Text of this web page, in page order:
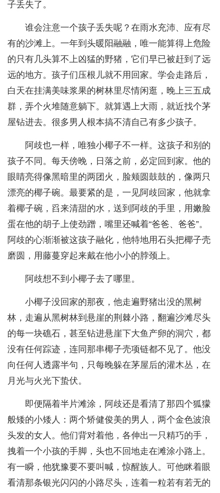
子丢失了。
谁会注意一个孩子丢失呢？在雨水充沛、应有尽
有的沙滩上。一年到头暖阳融融，唯一能算得上危险
的只有几头算不上凶猛的野猪，它们早已被赶到了远
远的地方。孩子们压根儿就不用回家。学会走路后，
白天在挂满美味浆果的树林里尽情闲逛，晚上三五成
群，弄个火堆随意躺下。就算遇上大雨，就近找个茅
屋钻进去。很多男人根本搞不清自己有多少孩子。
阿歧也一样，唯独小椰子不一样。这孩子和别的
孩子不同。每天傍晚，日落之前，必定回到家。他的
眼睛亮得像黑暗里的两团火，脸颊圆鼓鼓的，像两只
漂亮的椰子碗。最要紧的是，一见阿歧回家，他就拿
着椰子碗，舀来清甜的水，送到阿歧的手里，用嫩脸
蛋在他的胡子上使劲蹭，嘴里还喊着“爸爸、爸爸”。
阿歧的心渐渐被这孩子融化，他特地用石头把椰子壳
磨圆，用藤蔓穿起来戴在他小小的脖颈上。
阿歧想不到小椰子去了哪里。
小椰子没回家的那夜，他走遍野猪出没的黑树
林，走遍从黑树林到悬崖的荆棘小路，翻遍沙滩尽头
的每一块礁石，甚至钻进悬崖下大鱼产卵的洞穴，都
没有任何踪迹，连同那串椰子壳项链都不见了。他没
向任何人透露半句，只每晚躲在茅屋后的灌木丛，在
月光与火光下蛰伏。
即便隔着半片滩涂，阿歧还是看清了那四个狐獴
般矮的小矮人：两个矫健俊美的男人，两个金色波浪
头发的女人。他们背对着他，各伸出一只精巧的手，
拽着一个小孩的手脚，头也不回地走在滩涂小路上。
有一瞬，他犹豫要不要叫喊，惊醒族人。可他眯着眼
看清那条银光闪闪的小路尽头，连着一粒若有若无的